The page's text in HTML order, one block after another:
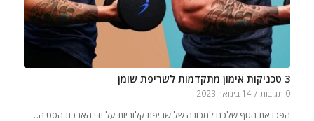
3 טכניקות אימון מתקדמות לשריפת שומן
0 תגובות / 14 בינואר 2023
הפכו את הגוף שלכם למכונה של שריפת קלוריות על ידי הארכת הסט ה…